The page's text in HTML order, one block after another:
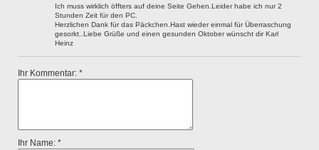
Ich muss wirklich öffters auf deine Seite Gehen.Leider habe ich nur 2
Stunden Zeit für den PC.
Herzlichen Dank für das Päckchen.Hast wieder einmal für Überraschung
gesorkt..Liebe Grüße und einen gesunden Oktober wünscht dir Karl
Heinz
Ihr Kommentar: *
Ihr Name: *